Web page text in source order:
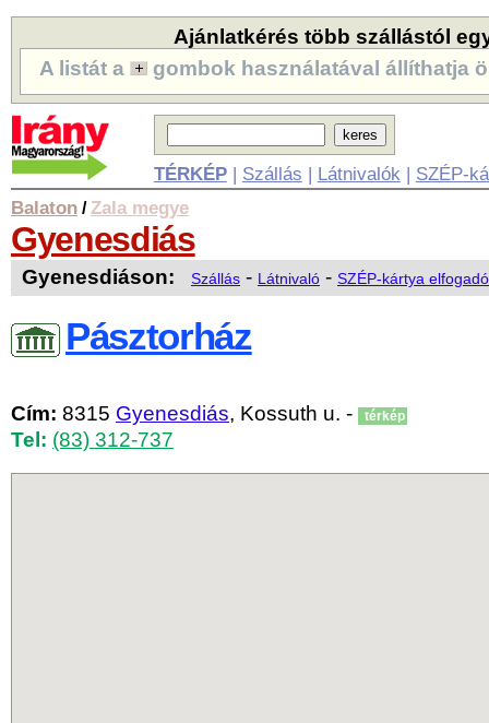
Ajánlatkérés több szállástól
A listát a
gombok használatával állíthatja
TÉRKÉP| Szállás | Látnivalók | SZÉP-
Balaton /Zala megye
Gyenesdiás
Gyenesdiáson: Szállás - Látnivaló - SZÉP-kártya
Pásztorház
Cím: 8315 Gyenesdiás, Kossuth u. - térkép
Tel: (83) 312-737